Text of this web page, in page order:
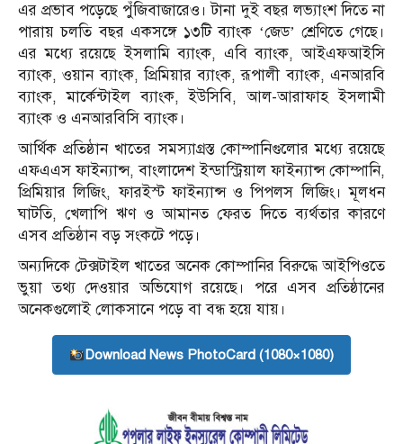
এর প্রভাব পড়েছে পুঁজিবাজারেও। টানা দুই বছর লভ্যাংশ দিতে না
পারায় চলতি বছর একসঙ্গে ১৩টি ব্যাংক ‘জেড’ শ্রেণিতে গেছে।
এর মধ্যে রয়েছে ইসলামি ব্যাংক, এবি ব্যাংক, আইএফআইসি
ব্যাংক, ওয়ান ব্যাংক, প্রিমিয়ার ব্যাংক, রূপালী ব্যাংক, এনআরবি
ব্যাংক, মার্কেন্টাইল ব্যাংক, ইউসিবি, আল-আরাফাহ ইসলামী
ব্যাংক ও এনআরবিসি ব্যাংক।
আর্থিক প্রতিষ্ঠান খাতের সমস্যাগ্রস্ত কোম্পানিগুলোর মধ্যে রয়েছে
এফএএস ফাইন্যান্স, বাংলাদেশ ইন্ডাস্ট্রিয়াল ফাইন্যান্স কোম্পানি,
প্রিমিয়ার লিজিং, ফারইস্ট ফাইন্যান্স ও পিপলস লিজিং। মূলধন
ঘাটতি, খেলাপি ঋণ ও আমানত ফেরত দিতে ব্যর্থতার কারণে
এসব প্রতিষ্ঠান বড় সংকটে পড়ে।
অন্যদিকে টেক্সটাইল খাতের অনেক কোম্পানির বিরুদ্ধে আইপিওতে
ভুয়া তথ্য দেওয়ার অভিযোগ রয়েছে। পরে এসব প্রতিষ্ঠানের
অনেকগুলোই লোকসানে পড়ে বা বন্ধ হয়ে যায়।
Download News PhotoCard (1080×1080)